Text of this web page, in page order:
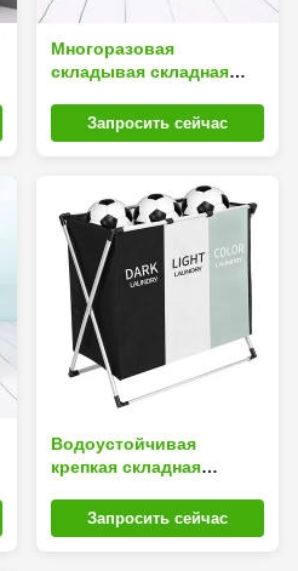
Многоразовая
складывая складная
древесины носков
одежд крепкой
Запросить сейчас
Водоустойчивая
крепкая складная
тройными корзинами
многоразовыми
Запросить сейчас